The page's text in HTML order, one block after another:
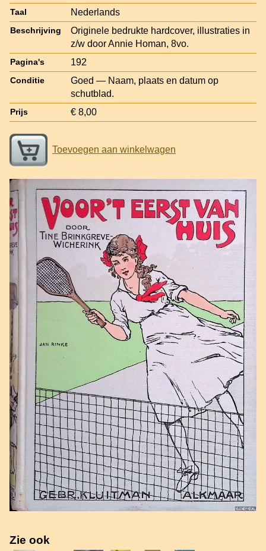
Taal Nederlands
Beschrijving
Originele bedrukte hardcover, illustraties in
z/w door Annie Homan, 8vo.
Pagina's 192
Conditie
Goed — Naam, plaats en datum op
schutblad.
Prijs € 8,00
Toevoegen aan winkelwagen
Zie ook